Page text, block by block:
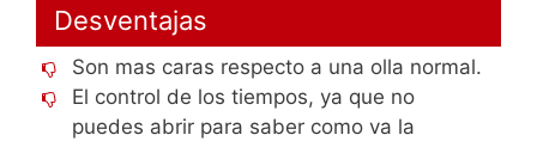
Desventajas
Son mas caras respecto a una olla normal.
El control de los tiempos, ya que no
puedes abrir para saber como va la